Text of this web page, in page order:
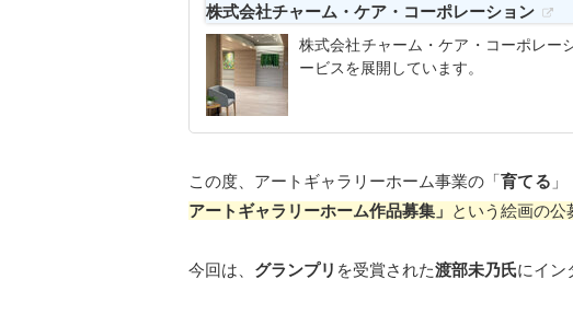
株式会社チャーム・ケア・コーポレーション
株式会社チャーム・ケア・コーポレー
ービスを展開しています。
この度、アートギャラリーホーム事業の「育てる 」
アートギャラリーホーム作品募集」 という絵画の公
今回は、 グランプリ を受賞された渡部未乃氏にイン